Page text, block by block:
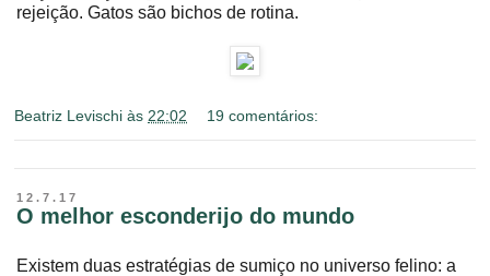
rejeição. Gatos são bichos de rotina.
Beatriz Levischi às 22:02 19 comentários:
12.7.17
O melhor esconderijo do mundo
Existem duas estratégias de sumiço no universo felino: a